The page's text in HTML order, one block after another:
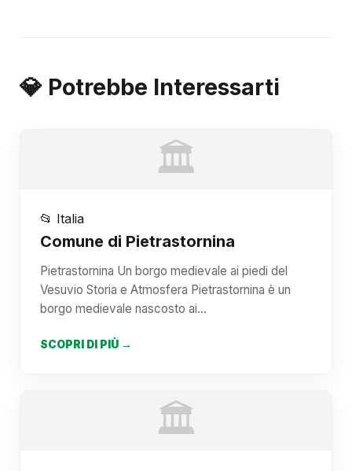
💎 Potrebbe Interessarti
🏛️
📂 Italia
Comune di Pietrastornina
Pietrastornina Un borgo medievale ai piedi del
Vesuvio Storia e Atmosfera Pietrastornina è un
borgo medievale nascosto ai…
SCOPRI DI PIÙ →
🏛️